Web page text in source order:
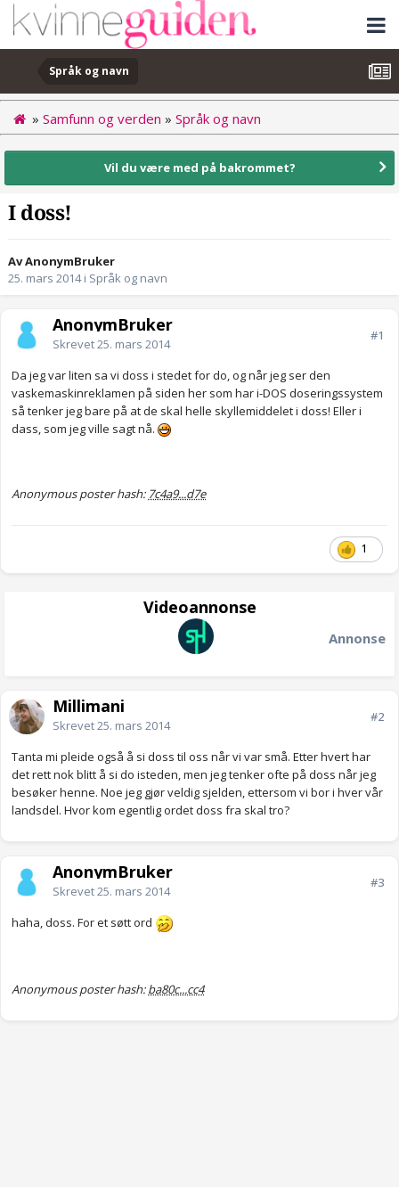
Språk og navn
» Samfunn og verden » Språk og navn
Vil du være med på bakrommet?
I doss!
Av AnonymBruker
25. mars 2014i Språk og navn
AnonymBruker
Skrevet25. mars 2014
#1
Da jeg var liten sa vi doss i stedet for do, og når jeg ser den
vaskemaskinreklamen på siden her som har i-DOS doseringssystem
så tenker jeg bare på at de skal helle skyllemiddelet i doss! Eller i
dass, som jeg ville sagt nå.
Anonymous poster hash: 7c4a9...d7e
1
Videoannonse
Annonse
Millimani
Skrevet25. mars 2014
#2
Tanta mi pleide også å si doss til oss når vi var små. Etter hvert har
det rett nok blitt å si do isteden, men jeg tenker ofte på doss når jeg
besøker henne. Noe jeg gjør veldig sjelden, ettersom vi bor i hver vår
landsdel. Hvor kom egentlig ordet doss fra skal tro?
AnonymBruker
Skrevet25. mars 2014
#3
haha, doss. For et søtt ord
Anonymous poster hash:ba80c...cc4